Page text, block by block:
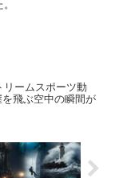
リームスポーツ動
飛ぶ空中の瞬間が